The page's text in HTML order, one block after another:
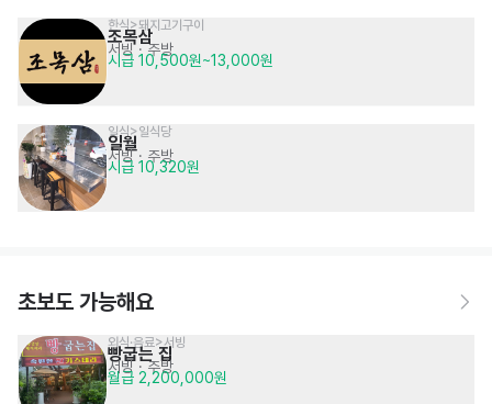
한식>돼지고기구이
조목삼
서빙· 주방
시급 10,500원~13,000원
일식>일식당
일월
서빙· 주방
시급 10,320원
초보도 가능해요
외식·음료>서빙
빵굽는 집
서빙· 주방
월급 2,200,000원